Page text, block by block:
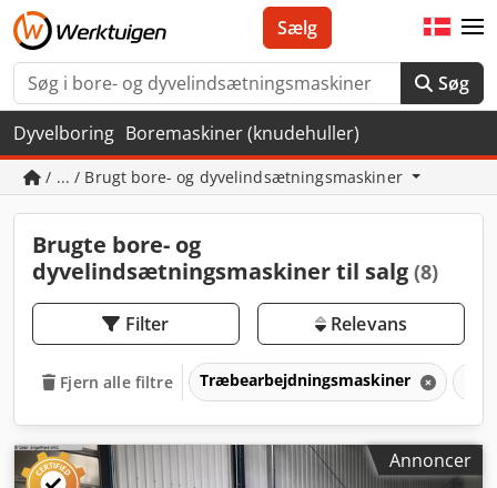
Søg
Sælg
Dyvelboring Boremaskiner (knudehuller)
/ ... / Brugt bore- og dyvelindsætningsmaskiner
Brugte bore- og
dyvelindsætningsmaskiner til salg (8)
Filter Relevans
Fjern alle filtre Træbearbejdningsmaskiner
Annoncer